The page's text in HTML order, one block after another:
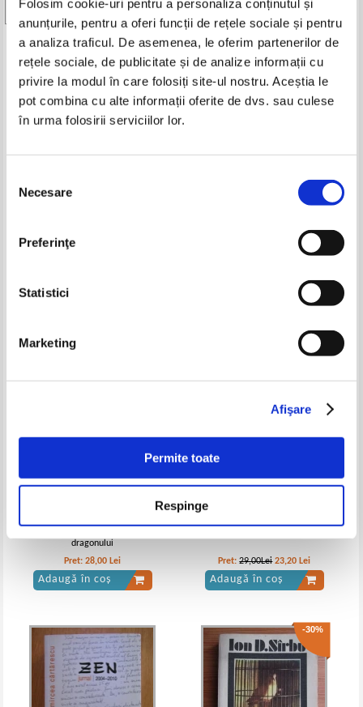
Folosim cookie-uri pentru a personaliza conținutul și
anunțurile, pentru a oferi funcții de rețele sociale și pentru
a analiza traficul. De asemenea, le oferim partenerilor de
rețele sociale, de publicitate și de analize informații cu
privire la modul în care folosiți site-ul nostru. Aceștia le
pot combina cu alte informații oferite de dvs. sau culese
în urma folosirii serviciilor lor.
consimțământului
Necesare
Preferinţe
Statistici
Marketing
Afişare
Permite toate
Respinge
-30% -15%
Constantinopolelui (2 volume)
Lei
Constantinopolelui (volumul 1)
Constantinopolelui (volumele 1, 2
Vezi toate edițiile »
Produse din aceeasi categorie
-35%
Pret:34,00Lei
Petru Dumitriu - Cronica de
dragonului
Pret:28,00 Lei
Adaugă în coș
-20%
Pret:29,00Lei 23,20 Lei
Adaugă în coș
-30%